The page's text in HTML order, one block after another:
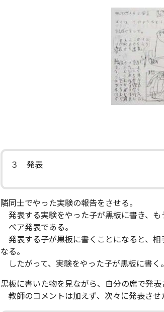
３ 発表
隣同士でやった実験の報告をさせる。
発表する実験をやった子が黒板に書き、も
ペア発表である。
発表する子が黒板に書くことになると、相
なる。
したがって、実験をやった子が黒板に書く。
黒板に書いた物を見ながら、自分の席で発表
教師のコメントは加えず、次々に発表させ